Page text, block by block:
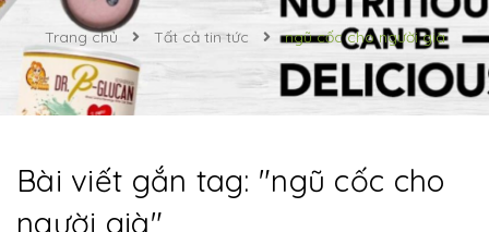
Trang chủ Tất cả tin tức ngũ cốc cho người già
Bài viết gắn tag: "ngũ cốc cho
người già"